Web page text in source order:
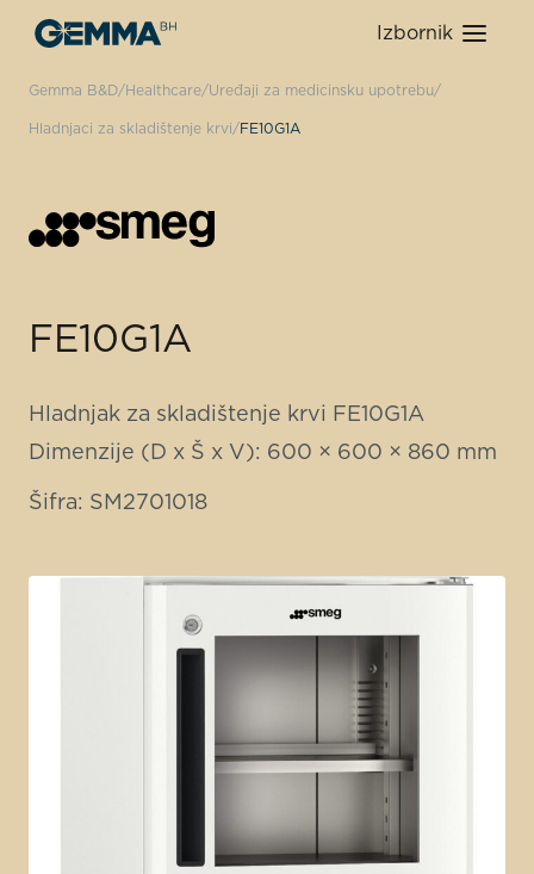
Izbornik
Gemma B&D Healthcare Uređaji za medicinsku upotrebu
Hladnjaci za skladištenje krvi FE10G1A
FE10G1A
Hladnjak za skladištenje krvi FE10G1A
Dimenzije (D x Š x V): 600 × 600 × 860 mm
Šifra: SM2701018